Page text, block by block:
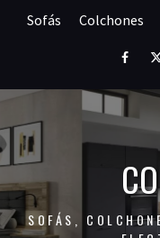
Sofás Colchones
SOFÁS,